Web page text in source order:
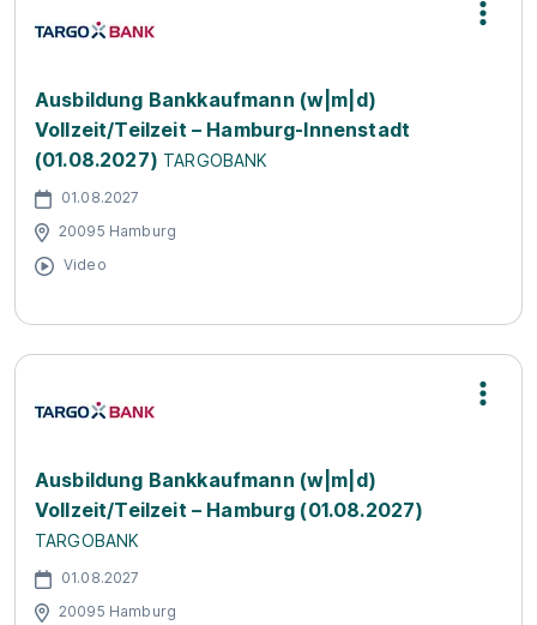
Ausbildung Bankkaufmann (w|m|d)
Vollzeit/Teilzeit – Hamburg-Innenstadt
(01.08.2027) TARGOBANK
01.08.2027
20095 Hamburg
Video
Ausbildung Bankkaufmann (w|m|d)
Vollzeit/Teilzeit – Hamburg (01.08.2027)
TARGOBANK
01.08.2027
20095 Hamburg